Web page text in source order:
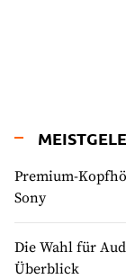
Premium-
Sony
Die Wahl für
Überblick